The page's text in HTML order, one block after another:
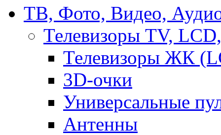
ТВ, Фото, Видео,
Телевизоры TV,
Телевизоры ЖК
3D-очки
Универсальные
Антенны